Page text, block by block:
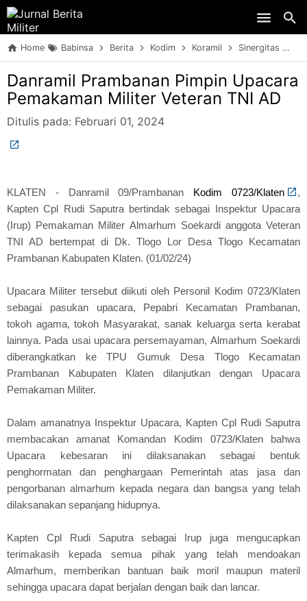
Home Babinsa Berita Kodim Koramil Sinergitas
Danramil Prambanan Pimpin Upacara
Pemakaman Militer Veteran TNI AD
Ditulis pada: Februari 01, 2024
KLATEN - Danramil 09/Prambanan Kodim 0723/Klaten
,
Kapten Cpl Rudi Saputra bertindak sebagai Inspektur Upacara
(Irup) Pemakaman Militer Almarhum Soekardi anggota Veteran
TNI AD bertempat di Dk. Tlogo Lor Desa Tlogo Kecamatan
Prambanan Kabupaten Klaten. (01/02/24)
Upacara Militer tersebut diikuti oleh Personil Kodim 0723/Klaten
sebagai pasukan upacara, Pepabri Kecamatan Prambanan,
tokoh agama, tokoh Masyarakat, sanak keluarga serta kerabat
lainnya. Pada usai upacara persemayaman, Almarhum Soekardi
diberangkatkan ke TPU Gumuk Desa Tlogo Kecamatan
Prambanan Kabupaten Klaten dilanjutkan dengan Upacara
Pemakaman Militer.
Dalam amanatnya Inspektur Upacara, Kapten Cpl Rudi Saputra
membacakan amanat Komandan Kodim 0723/Klaten bahwa
Upacara kebesaran ini dilaksanakan sebagai bentuk
penghormatan dan penghargaan Pemerintah atas jasa dan
pengorbanan almarhum kepada negara dan bangsa yang telah
dilaksanakan sepanjang hidupnya.
Kapten Cpl Rudi Saputra sebagai Irup juga mengucapkan
terimakasih kepada semua pihak yang telah mendoakan
Almarhum, memberikan bantuan baik moril maupun materil
sehingga upacara dapat berjalan dengan baik dan lancar.